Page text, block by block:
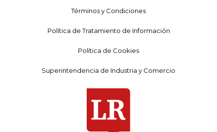
Términos y Condiciones
Política de Tratamiento de Información
Política de Cookies
Superintendencia de Industria y Comercio